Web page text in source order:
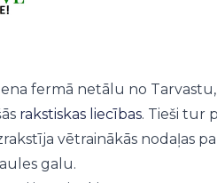
fermā netālu no
rakstiskas liecības. Tieši tur
vētrainākās nodaļas
galu.